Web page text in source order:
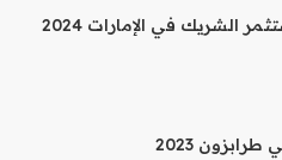
الشريك في الإمارات 2024
2023